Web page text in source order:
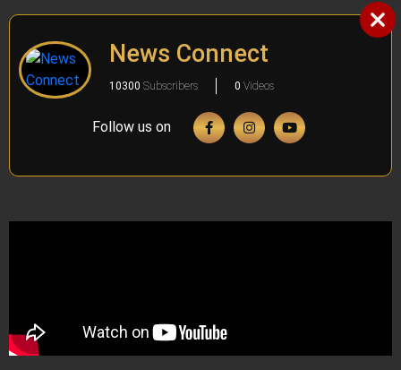
News Connect
10300 Subscribers 0 Videos
Follow us on